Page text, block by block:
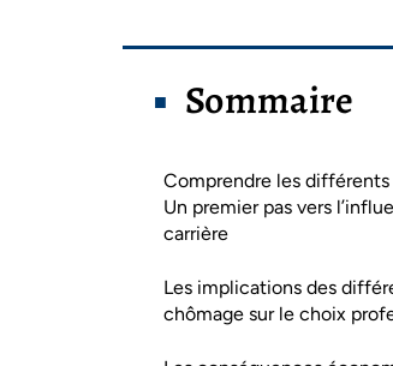
Sommaire
Comprendre les
Un premier pas vers
carrière
Les implications des
chômage sur le choix